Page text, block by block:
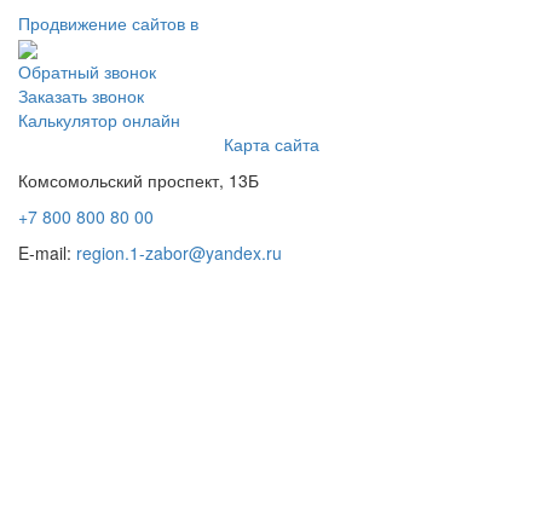
Продвижение сайтов в
Обратный звонок
Заказать звонок
Калькулятор онлайн
Карта сайта
Комсомольский проспект, 13Б
+7 800 800 80 00
E-mail: region.1-zabor@yandex.ru